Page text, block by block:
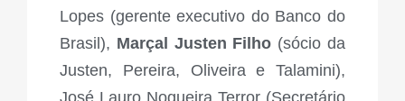
Lopes (gerente executivo do Banco do
Brasil), Marçal Justen Filho (sócio da
Justen, Pereira, Oliveira e Talamini),